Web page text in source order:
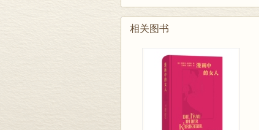
相关图书